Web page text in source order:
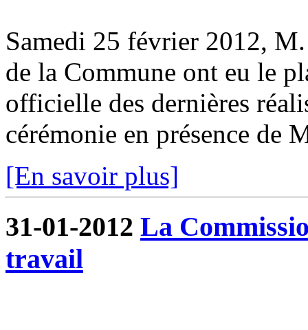
Samedi 25 février 2012,
de la Commune ont eu le
officielle des dernières
cérémonie en présence de
[En savoir plus]
31-01-2012 La
travail